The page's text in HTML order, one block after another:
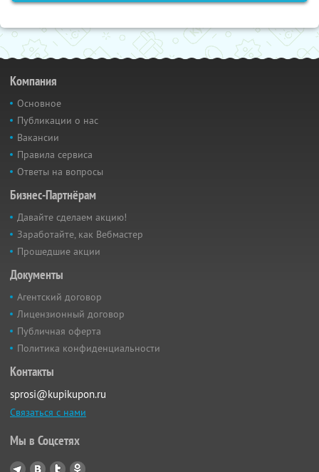
Компания
Основное
Публикации о нас
Вакансии
Правила сервиса
Ответы на вопросы
Бизнес-Партнёрам
Давайте сделаем акцию!
Заработайте, как Вебмастер
Прошедшие акции
Документы
Агентский договор
Лицензионный договор
Публичная оферта
Политика конфиденциальности
Контакты
sprosi@kupikupon.ru
Связаться с нами
Мы в Соцсетях